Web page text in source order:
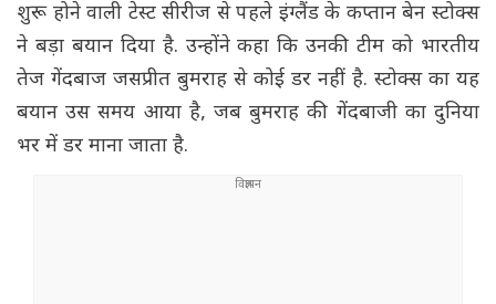
शुरू होने वाली टेस्ट सीरीज से पहले इंग्लैंड के कप्तान बेन स्टोक्स
ने बड़ा बयान दिया है. उन्होंने कहा कि उनकी टीम को भारतीय
तेज गेंदबाज जसप्रीत बुमराह से कोई डर नहीं है. स्टोक्स का यह
बयान उस समय आया है, जब बुमराह की गेंदबाजी का दुनिया
भर में डर माना जाता है.